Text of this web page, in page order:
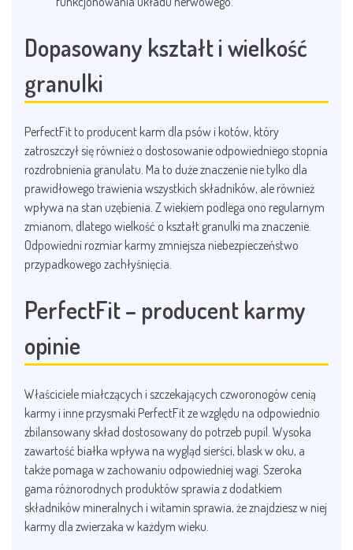
Dopasowany kształt i wielkość
granulki
PerfectFit to producent karm dla psów i kotów, który
zatroszczył się również o dostosowanie odpowiedniego stopnia
rozdrobnienia granulatu. Ma to duże znaczenie nie tylko dla
prawidłowego trawienia wszystkich składników, ale również
wpływa na stan uzębienia. Z wiekiem podlega ono regularnym
zmianom, dlatego wielkość o kształt granulki ma znaczenie.
Odpowiedni rozmiar karmy zmniejsza niebezpieczeństwo
przypadkowego zachłyśnięcia.
PerfectFit – producent karmy
opinie
Właściciele miałczących i szczekających czworonogów cenią
karmy i inne przysmaki PerfectFit ze względu na odpowiednio
zbilansowany skład dostosowany do potrzeb pupil. Wysoka
zawartość białka wpływa na wygląd sierści, blask w oku, a
także pomaga w zachowaniu odpowiedniej wagi. Szeroka
gama różnorodnych produktów sprawia z dodatkiem
składników mineralnych i witamin sprawia, że znajdziesz w niej
karmy dla zwierzaka w każdym wieku.